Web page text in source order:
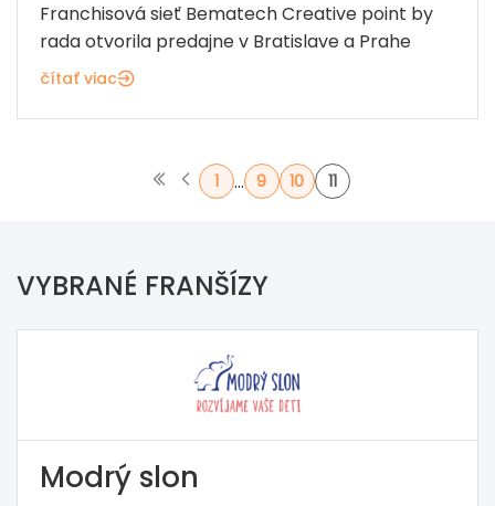
Franchisová sieť Bematech Creative point by
rada otvorila predajne v Bratislave a Prahe
čítať viac
1 ... 9 10 11
VYBRANÉ FRANŠÍZY
Modrý slon